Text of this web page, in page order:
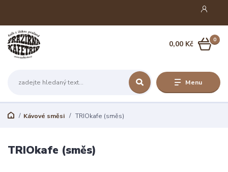
Menu
0
0,00 Kč
Kávové směsi TRIOkafe (směs)
TRIOkafe (směs)